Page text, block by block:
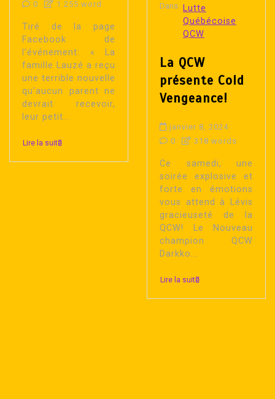
0 1 255 word
Tiré de la page
Facebook de
l’événement: « La
famille Lauzé a reçu
une terrible nouvelle
qu’aucun parent ne
devrait recevoir,
leur petit...
Lire la suite
Dans
Lutte
Québécoise
QCW
La QCW
présente Cold
Vengeance!
janvier 8, 2024
0
318 words
Ce samedi, une
soirée explosive et
forte en émotions
vous attend à Lévis
gracieuseté de la
QCW! Le Nouveau
champion QCW
Darkko...
Lire la suite